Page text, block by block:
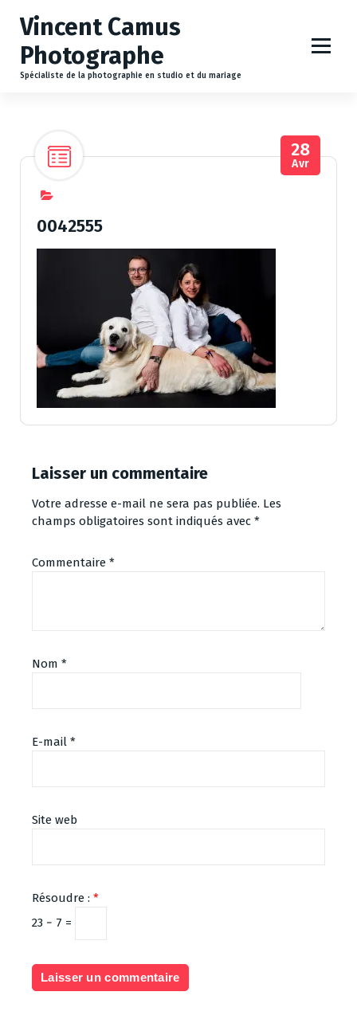
Vincent Camus
Photographe
Spécialiste de la photographie en studio et du mariage
28
Avr
0042555
Laisser un commentaire
Votre adresse e-mail ne sera pas publiée. Les
champs obligatoires sont indiqués avec *
Commentaire *
Nom *
E-mail *
Site web
Résoudre : *
23 − 7 =